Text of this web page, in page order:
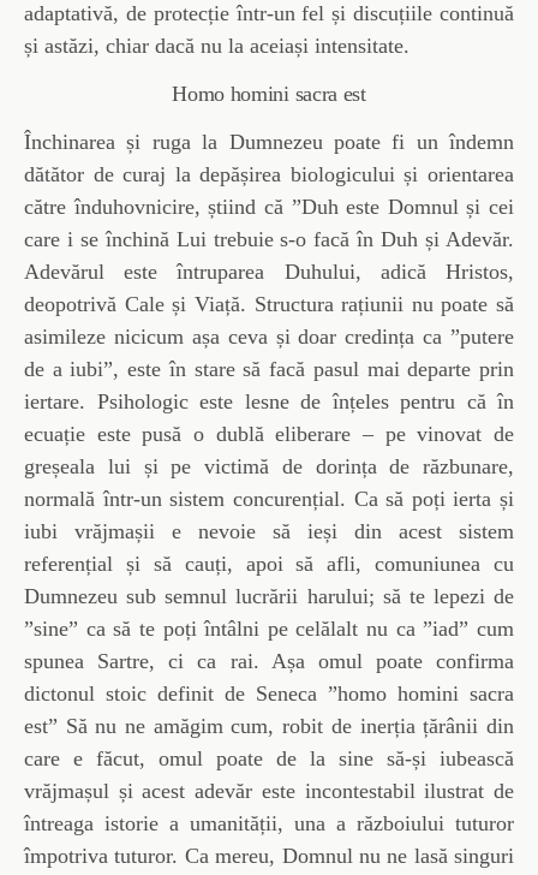
adaptativă, de protecție într-un fel și discuțiile continuă
și astăzi, chiar dacă nu la aceiași intensitate.
Homo homini sacra est
Închinarea și ruga la Dumnezeu poate fi un îndemn
dătător de curaj la depășirea biologicului și orientarea
către înduhovnicire, știind că ”Duh este Domnul și cei
care i se închină Lui trebuie s-o facă în Duh și Adevăr.
Adevărul este întruparea Duhului, adică Hristos,
deopotrivă Cale și Viață. Structura rațiunii nu poate să
asimileze nicicum așa ceva și doar credința ca ”putere
de a iubi”, este în stare să facă pasul mai departe prin
iertare. Psihologic este lesne de înțeles pentru că în
ecuație este pusă o dublă eliberare – pe vinovat de
greșeala lui și pe victimă de dorința de răzbunare,
normală într-un sistem concurențial. Ca să poți ierta și
iubi vrăjmașii e nevoie să ieși din acest sistem
referențial și să cauți, apoi să afli, comuniunea cu
Dumnezeu sub semnul lucrării harului; să te lepezi de
”sine” ca să te poți întâlni pe celălalt nu ca ”iad” cum
spunea Sartre, ci ca rai. Așa omul poate confirma
dictonul stoic definit de Seneca ”homo homini sacra
est” Să nu ne amăgim cum, robit de inerția țărânii din
care e făcut, omul poate de la sine să-și iubească
vrăjmașul și acest adevăr este incontestabil ilustrat de
întreaga istorie a umanității, una a războiului tuturor
împotriva tuturor. Ca mereu, Domnul nu ne lasă singuri